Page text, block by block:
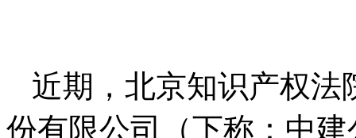
近期，北京知识产权法
份有限公司（下称：中